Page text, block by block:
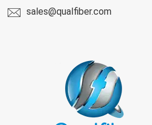
sales@qualfiber.com